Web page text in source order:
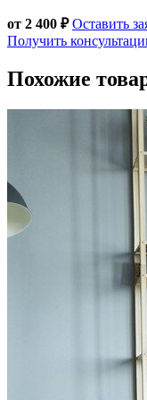
от 2 400 ₽Оставить
Получить
Похожие